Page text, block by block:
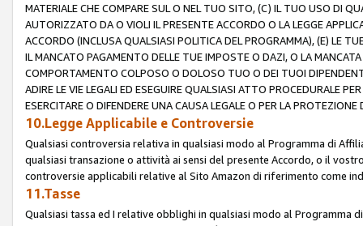
MATERIALE CHE COMPARE SUL O NEL TUO SITO, (C) IL TUO USO DI
AUTORIZZATO DA O VIOLI IL PRESENTE ACCORDO O LA LEGGE
ACCORDO (INCLUSA QUALSIASI POLITICA DEL PROGRAMMA), (E) LE
IL MANCATO PAGAMENTO DELLE TUE IMPOSTE O DAZI, O LA
COMPORTAMENTO COLPOSO O DOLOSO TUO O DEI TUOI
ADIRE LE VIE LEGALI ED ESEGUIRE QUALSIASI ATTO PROCEDURALE
ESERCITARE O DIFENDERE UNA CAUSA LEGALE O PER LA
10.Legge Applicabile e Controversie
Qualsiasi controversia relativa in qualsiasi modo al Programma di
qualsiasi transazione o attività ai sensi del presente Accordo, o il
controversie applicabili relative al Sito Amazon di riferimento come
11.Tasse
Qualsiasi tassa ed I relative obblighi in qualsiasi modo al